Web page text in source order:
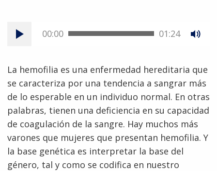
00:00 01:24
La hemofilia es una enfermedad hereditaria que
se caracteriza por una tendencia a sangrar más
de lo esperable en un individuo normal. En otras
palabras, tienen una deficiencia en su capacidad
de coagulación de la sangre. Hay muchos más
varones que mujeres que presentan hemofilia. Y
la base genética es interpretar la base del
género, tal y como se codifica en nuestro